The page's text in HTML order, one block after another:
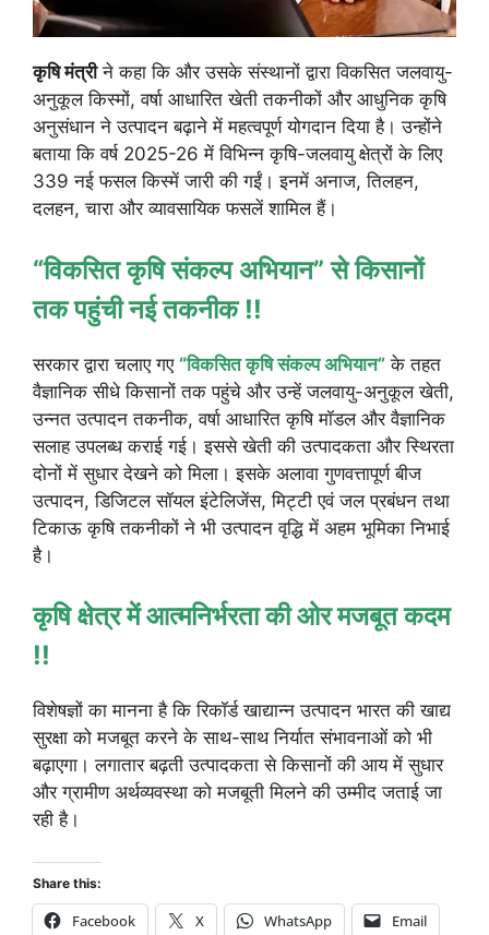
कृषि मंत्रीने कहा कि और उसके संस्थानों द्वारा विकसित जलवायु-
अनुकूल किस्मों, वर्षा आधारित खेती तकनीकों और आधुनिक कृषि
अनुसंधान ने उत्पादन बढ़ाने में महत्वपूर्ण योगदान दिया है। उन्होंने
बताया कि वर्ष 2025-26 में विभिन्न कृषि-जलवायु क्षेत्रों के लिए
339 नई फसल किस्में जारी की गईं। इनमें अनाज, तिलहन,
दलहन, चारा और व्यावसायिक फसलें शामिल हैं।
“विकसित कृषि संकल्प अभियान” से किसानों
तक पहुंची नई तकनीक !!
सरकार द्वारा चलाए गए “विकसित कृषि संकल्प अभियान” के तहत
वैज्ञानिक सीधे किसानों तक पहुंचे और उन्हें जलवायु-अनुकूल खेती,
उन्नत उत्पादन तकनीक, वर्षा आधारित कृषि मॉडल और वैज्ञानिक
सलाह उपलब्ध कराई गई। इससे खेती की उत्पादकता और स्थिरता
दोनों में सुधार देखने को मिला। इसके अलावा गुणवत्तापूर्ण बीज
उत्पादन, डिजिटल सॉयल इंटेलिजेंस, मिट्टी एवं जल प्रबंधन तथा
टिकाऊ कृषि तकनीकों ने भी उत्पादन वृद्धि में अहम भूमिका निभाई
है।
कृषि क्षेत्र में आत्मनिर्भरता की ओर मजबूत कदम
!!
विशेषज्ञों का मानना है कि रिकॉर्ड खाद्यान्न उत्पादन भारत की खाद्य
सुरक्षा को मजबूत करने के साथ-साथ निर्यात संभावनाओं को भी
बढ़ाएगा। लगातार बढ़ती उत्पादकता से किसानों की आय में सुधार
और ग्रामीण अर्थव्यवस्था को मजबूती मिलने की उम्मीद जताई जा
रही है।
Share this:
Facebook X WhatsApp Email